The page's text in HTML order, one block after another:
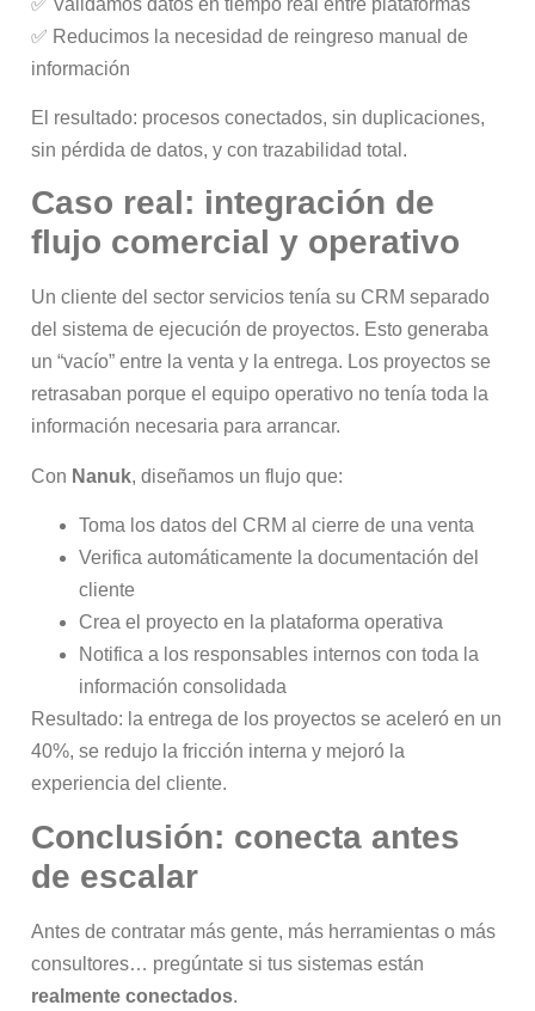
✅ Reducimos la necesidad de reingreso manual de
información
El resultado: procesos conectados, sin duplicaciones,
sin pérdida de datos, y con trazabilidad total.
Caso real: integración de
flujo comercial y operativo
Un cliente del sector servicios tenía su CRM separado
del sistema de ejecución de proyectos. Esto generaba
un “vacío” entre la venta y la entrega. Los proyectos se
retrasaban porque el equipo operativo no tenía toda la
información necesaria para arrancar.
Con Nanuk, diseñamos un flujo que:
Toma los datos del CRM al cierre de una venta
Verifica automáticamente la documentación del
cliente
Crea el proyecto en la plataforma operativa
Notifica a los responsables internos con toda la
información consolidada
Resultado: la entrega de los proyectos se aceleró en un
40%, se redujo la fricción interna y mejoró la
experiencia del cliente.
Conclusión: conecta antes
de escalar
Antes de contratar más gente, más herramientas o más
consultores… pregúntate si tus sistemas están
realmente conectados.